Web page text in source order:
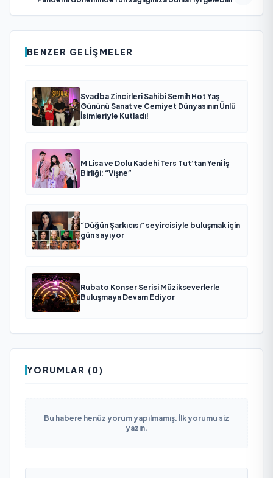
BENZER GELIŞMELER
Svadba Zincirleri Sahibi Semih Hot Yaş
Gününü Sanat ve Cemiyet Dünyasının Ünlü
İsimleriyle Kutladı!
M Lisa ve Dolu Kadehi Ters Tut’tan Yeni İş
Birliği: “Vişne”
“Düğün Şarkıcısı” seyircisiyle buluşmak için
gün sayıyor
Rubato Konser Serisi Müzikseverlerle
Buluşmaya Devam Ediyor
YORUMLAR (0)
Bu habere henüz yorum yapılmamış. İlk yorumu siz
yazın.